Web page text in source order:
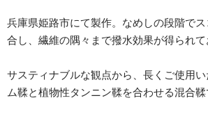
兵庫県姫路市にて製作。なめしの段階で
合し、繊維の隅々まで撥水効果が得られて
サスティナブルな観点から、長くご使用
ム鞣と植物性タンニン鞣を合わせる混合鞣